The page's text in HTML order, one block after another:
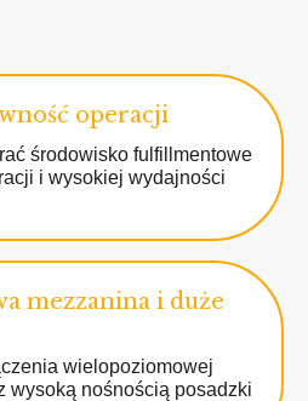
operacji
środowisko fulfillmentowe
i wysokiej wydajności
mezzanina i duże
wielopoziomowej
wysoką nośnością posadzki